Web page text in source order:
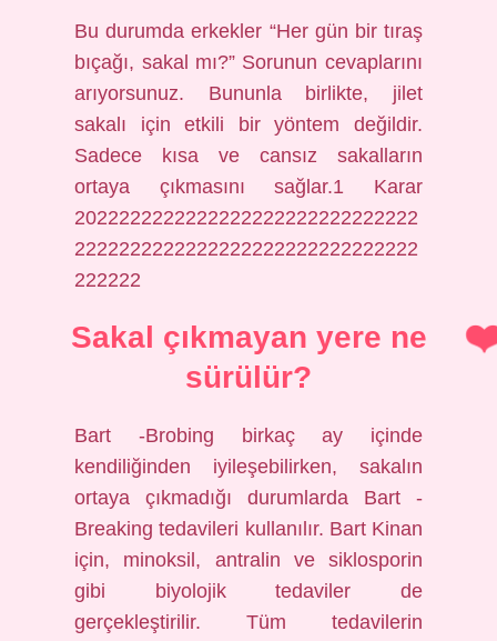
Bu durumda erkekler “Her gün bir tıraş
bıçağı, sakal mı?” Sorunun cevaplarını
arıyorsunuz. Bununla birlikte, jilet
sakalı için etkili bir yöntem değildir.
Sadece kısa ve cansız sakalların
ortaya çıkmasını sağlar.1 Karar
2022222222222222222222222222222
2222222222222222222222222222222
222222
Sakal çıkmayan yere ne
sürülür?
Bart -Brobing birkaç ay içinde
kendiliğinden iyileşebilirken, sakalın
ortaya çıkmadığı durumlarda Bart -
Breaking tedavileri kullanılır. Bart Kinan
için, minoksil, antralin ve siklosporin
gibi biyolojik tedaviler de
gerçekleştirilir. Tüm tedavilerin